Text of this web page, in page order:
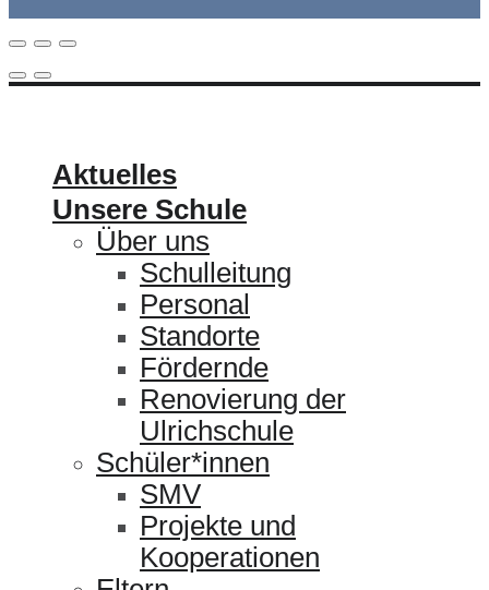
Aktuelles
Unsere Schule
Über uns
Schulleitung
Personal
Standorte
Fördernde
Renovierung der
Ulrichschule
Schüler*innen
SMV
Projekte und
Kooperationen